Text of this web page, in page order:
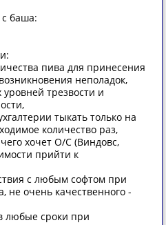
баша:
пива для принесения
неполадок,
трезвости и
тыкать только на
количество раз,
хочет О/С (Виндовс,
прийти к
с любым софтом при
не очень качественного -
любые сроки при